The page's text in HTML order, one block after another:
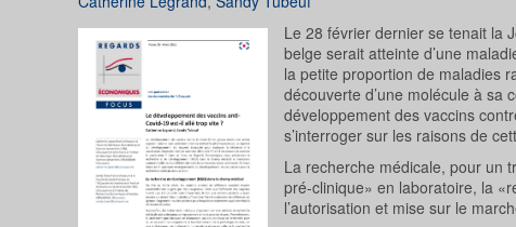
Le 28 février dernier se tenait la
belge serait atteinte d’une
la petite proportion de maladies
découverte d’une molécule à sa
développement des vaccins
s’interroger sur les raisons de
La recherche médicale, pour un
pré-clinique» en laboratoire, la
l’autorisation et mise sur le